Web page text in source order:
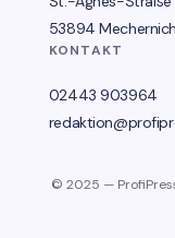
53894 Mechernich
KONTAKT
02443 903964
© 2025 —